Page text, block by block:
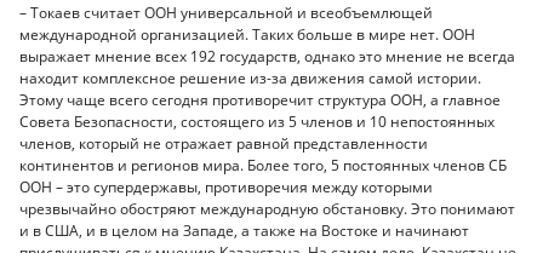
– Токаев считает ООН универсальной и всеобъемлющей
международной организацией. Таких больше в мире нет. ООН
выражает мнение всех 192 государств, однако это мнение не всегда
находит комплексное решение из-за движения самой истории.
Этому чаще всего сегодня противоречит структура ООН, а главное
Совета Безопасности, состоящего из 5 членов и 10 непостоянных
членов, который не отражает равной представленности
континентов и регионов мира. Более того, 5 постоянных членов СБ
ООН – это супердержавы, противоречия между которыми
чрезвычайно обостряют международную обстановку. Это понимают
и в США, и в целом на Западе, а также на Востоке и начинают